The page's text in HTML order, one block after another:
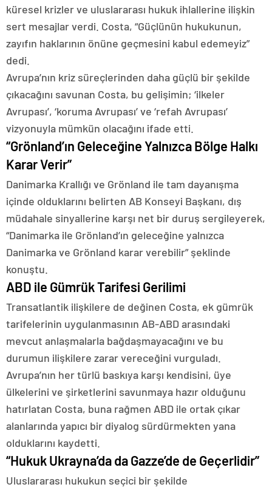
küresel krizler ve uluslararası hukuk ihlallerine ilişkin
sert mesajlar verdi. Costa, “Güçlünün hukukunun,
zayıfın haklarının önüne geçmesini kabul edemeyiz”
dedi.
Avrupa’nın kriz süreçlerinden daha güçlü bir şekilde
çıkacağını savunan Costa, bu gelişimin; ‘ilkeler
Avrupası’, ‘koruma Avrupası’ ve ‘refah Avrupası’
vizyonuyla mümkün olacağını ifade etti.
“Grönland’ın Geleceğine Yalnızca Bölge Halkı
Karar Verir”
Danimarka Krallığı ve Grönland ile tam dayanışma
içinde olduklarını belirten AB Konseyi Başkanı, dış
müdahale sinyallerine karşı net bir duruş sergileyerek,
“Danimarka ile Grönland’ın geleceğine yalnızca
Danimarka ve Grönland karar verebilir” şeklinde
konuştu.
ABD ile Gümrük Tarifesi Gerilimi
Transatlantik ilişkilere de değinen Costa, ek gümrük
tarifelerinin uygulanmasının AB-ABD arasındaki
mevcut anlaşmalarla bağdaşmayacağını ve bu
durumun ilişkilere zarar vereceğini vurguladı.
Avrupa’nın her türlü baskıya karşı kendisini, üye
ülkelerini ve şirketlerini savunmaya hazır olduğunu
hatırlatan Costa, buna rağmen ABD ile ortak çıkar
alanlarında yapıcı bir diyalog sürdürmekten yana
olduklarını kaydetti.
“Hukuk Ukrayna’da da Gazze’de de Geçerlidir”
Uluslararası hukukun seçici bir şekilde